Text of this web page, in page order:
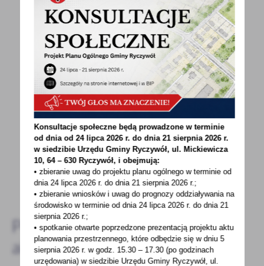
POWRÓT UDOSTĘPNIJ
POPRZEDNI NASTĘPNY
Spodobała Ci się informacja? Zostaw nam swoją opinię
- to dla Ciebie staramy się być najlepsi, a Twoje zdanie
bardzo nam w tym pomoże!
DODAJ KOMENTARZ
Pozostałe
aktualności
Konsultacje społeczne będą prowadzone w terminie
od dnia od 24 lipca 2026 r. do dnia 21 sierpnia 2026 r.
w siedzibie Urzędu Gminy Ryczywół, ul. Mickiewicza
10, 64 – 630 Ryczywół, i obejmują:
• zbieranie uwag do projektu planu ogólnego w terminie od
dnia 24 lipca 2026 r. do dnia 21 sierpnia 2026 r.;
• zbieranie wniosków i uwag do prognozy oddziaływania na
środowisko w terminie od dnia 24 lipca 2026 r. do dnia 21
sierpnia 2026 r.;
• spotkanie otwarte poprzedzone prezentacją projektu aktu
planowania przestrzennego, które odbędzie się w dniu 5
sierpnia 2026 r.w godz. 15.30 – 17.30 (po godzinach
urzędowania) w siedzibie Urzędu Gminy Ryczywół, ul.